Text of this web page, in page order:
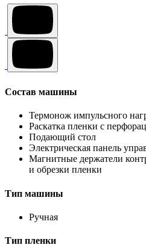
Состав машины
Термонож импульсного
Раскатка пленки с
Подающий стол
Электрическая панель
Магнитные держатели
и обрезки пленки
Тип машины
Ручная
Тип пленки